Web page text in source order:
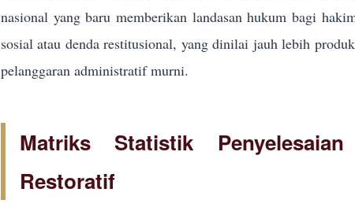
nasional yang baru memberikan landasan hukum bagi
sosial atau denda restitusional, yang dinilai jauh lebih
pelanggaran administratif murni.
Matriks Statistik
Restoratif